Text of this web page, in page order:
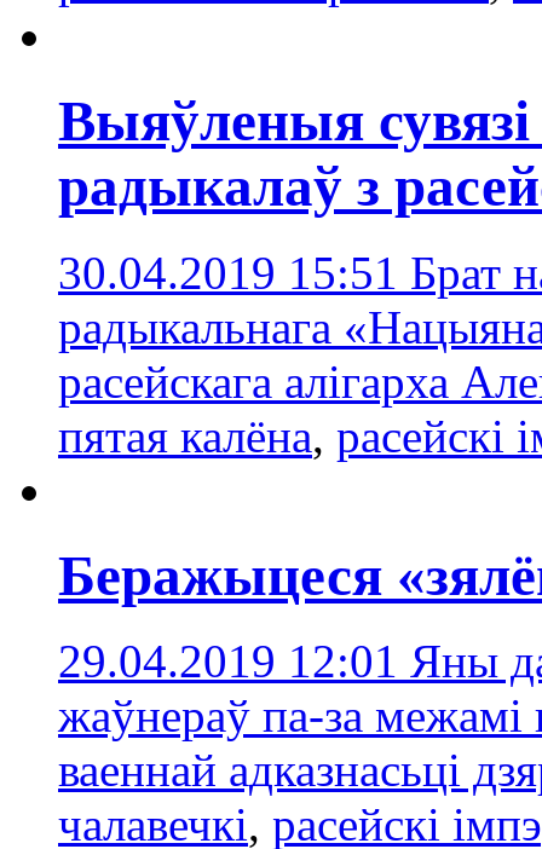
Выяўленыя
радыкалаў з
30.04.2019 15:51 Брат
радыкальнага
расейскага алігарха
пятая калёна, расейскі
Беражыцеся
29.04.2019 12:01 Яны
жаўнераў па-за межамі
ваеннай адказнасьці
чалавечкі, расейскі